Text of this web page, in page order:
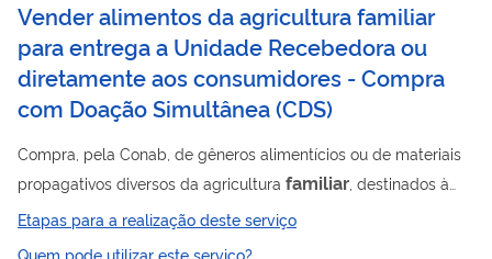
Vender alimentos da agricultura familiar
para entrega a Unidade Recebedora ou
diretamente aos consumidores - Compra
com Doação Simultânea(CDS)
Compra, pela Conab, de gêneros alimentícios ou de materiais
propagativos diversos da agricultura familiar , destinados à
doação simultânea às unidades recebedoras (instituições da
rede socioassistencial, equipamentos públicos e sociais de
Etapas para a realização deste serviço
Quem pode utilizar este serviço?